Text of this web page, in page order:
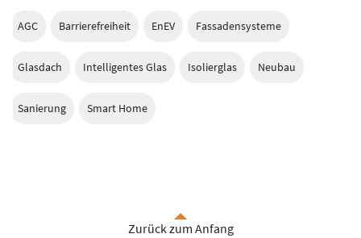
AGC Barrierefreiheit EnEV Fassadensysteme
Glasdach Intelligentes Glas Isolierglas Neubau
Sanierung Smart Home
Zurück zum Anfang